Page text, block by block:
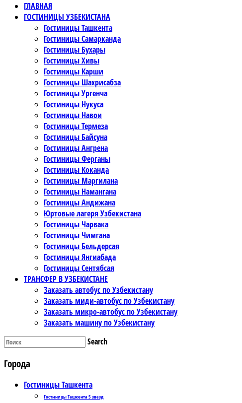
ГЛАВНАЯ
ГОСТИНИЦЫ УЗБЕКИСТАНА
Гостиницы Ташкента
Гостиницы Самарканда
Гостиницы Бухары
Гостиницы Хивы
Гостиницы Карши
Гостиницы Шахрисабза
Гостиницы Ургенча
Гостиницы Нукуса
Гостиницы Навои
Гостиницы Термеза
Гостиницы Байсуна
Гостиницы Ангрена
Гостиницы Ферганы
Гостиницы Коканда
Гостиницы Маргилана
Гостиницы Намангана
Гостиницы Андижана
Юртовые лагеря Узбекистана
Гостиницы Чарвака
Гостиницы Чимгана
Гостиницы Бельдерсая
Гостиницы Янгиабада
Гостиницы Сентябсая
ТРАНСФЕР В УЗБЕКИСТАНЕ
Заказать автобус по Узбекистану
Заказать миди-автобус по Узбекистану
Заказать микро-автобус по Узбекистану
Заказать машину по Узбекистану
Search
Города
Гостиницы Ташкента
Гостиницы Ташкента 5 звезд